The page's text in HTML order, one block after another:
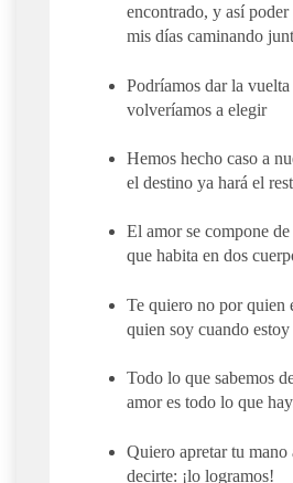
encontrado, y así poder
mis días caminando
Podríamos dar la
volveríamos a elegir
Hemos hecho caso a
el destino ya hará el
El amor se compone
que habita en dos
Te quiero no por quien
quien soy cuando
Todo lo que sabemos
amor es todo lo que
Quiero apretar tu mano
decirte: ¡lo logramos!